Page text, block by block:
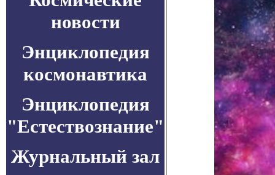
новости
Энциклопедия
космонавтика
Энциклопедия
"Естествознание"
Журнальный зал